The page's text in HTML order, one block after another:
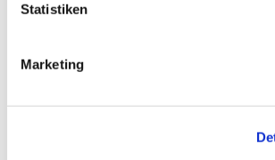
Statistiken
Marketing